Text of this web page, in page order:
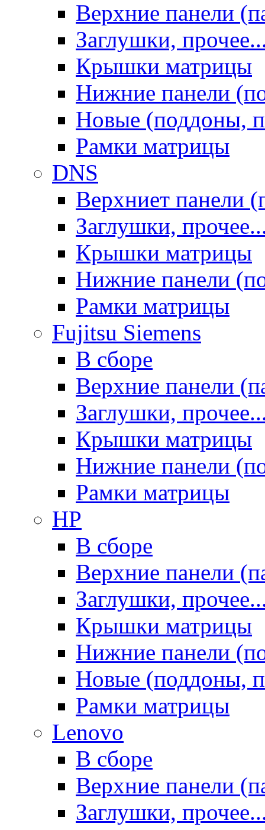
Верхние панели
Заглушки,
Крышки матрицы
Нижние панели
Новые (поддоны,
Рамки матрицы
DNS
Верхниет панели
Заглушки,
Крышки матрицы
Нижние панели
Рамки матрицы
Fujitsu Siemens
В сборе
Верхние панели
Заглушки,
Крышки матрицы
Нижние панели
Рамки матрицы
HP
В сборе
Верхние панели
Заглушки,
Крышки матрицы
Нижние панели
Новые (поддоны,
Рамки матрицы
Lenovo
В сборе
Верхние панели
Заглушки,